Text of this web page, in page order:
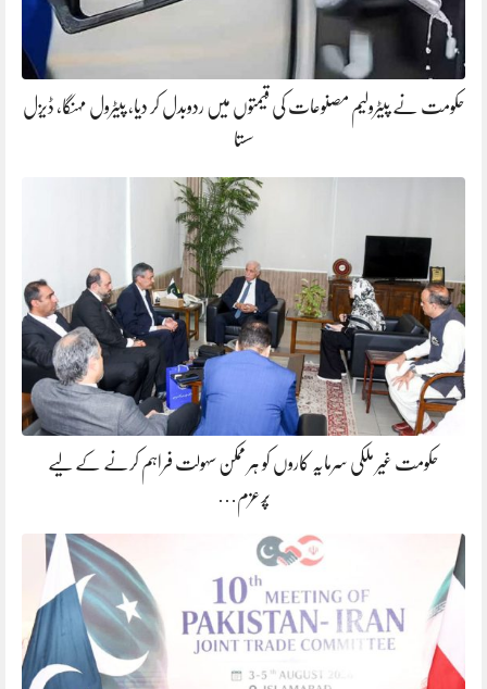
حکومت نے پیٹرولیم مصنوعات کی قیمتوں میں ردوبدل کر دیا، پیٹرول مہنگا، ڈیزل
سستا
حکومت غیر ملکی سرمایہ کاروں کو ہر ممکن سہولت فراہم کرنے کے لیے
پُرعزم…